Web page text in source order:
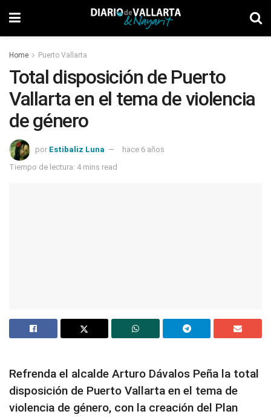
Home Puerto Vallarta
Total disposición de Puerto
Vallarta en el tema de violencia
de género
por Estibaliz Luna
hace 6 años
Tiempo de lectura: 4 mins read
Refrenda el alcalde Arturo Dávalos Peña la total
disposición de Puerto Vallarta en el tema de
violencia de género, con la creación del Plan